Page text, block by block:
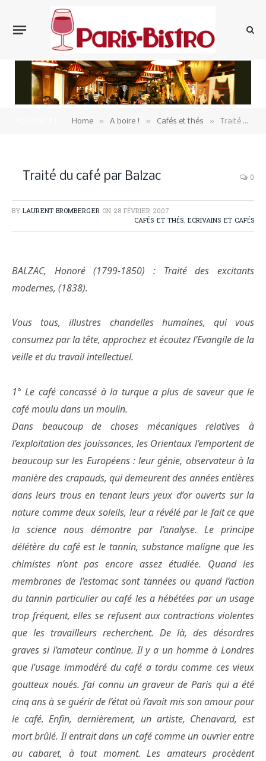
Home » A boire ! » Cafés et thés » Traité du café par Balzac
Traité du café par Balzac 0
BY LAURENT BROMBERGER ON 28 FÉVRIER 2007
CAFÉS ET THÉS, ECRIVAINS ET CAFÉS
BALZAC, Honoré (1799-1850) : Traité des excitants
modernes, (1838).
Vous tous, illustres chandelles humaines, qui vous
consumez par la tête, approchez et écoutez l’Evangile de la
veille et du travail intellectuel.
1° Le café concassé à la turque a plus de saveur que le
café moulu dans un moulin.
Dans beaucoup de choses mécaniques relatives à
l’exploitation des jouissances, les Orientaux l’emportent de
beaucoup sur les Européens : leur génie, observateur à la
manière des crapauds, qui demeurent des années entières
dans leurs trous en tenant leurs yeux d’or ouverts sur la
nature comme deux soleils, leur a révélé par le fait ce que
la science nous démontre par l’analyse. Le principe
délétère du café est le tannin, substance maligne que les
chimistes n’ont pas encore assez étudiée. Quand les
membranes de l’estomac sont tannées ou quand l’action
du tannin particulier au café les a hébétées par un usage
trop fréquent, elles se refusent aux contractions violentes
que les travailleurs recherchent. De là, des désordres
graves si l’amateur continue. Il y a un homme à Londres
que l’usage immodéré du café a tordu comme ces vieux
goutteux noués. J’ai connu un graveur de Paris qui a été
cinq ans à se guérir de l’état où l’avait mis son amour pour
le café. Enfin, dernièrement, un artiste, Chenavard, est
mort brûlé. Il entrait dans un café comme un ouvrier entre
au cabaret, à tout moment. Les amateurs procèdent